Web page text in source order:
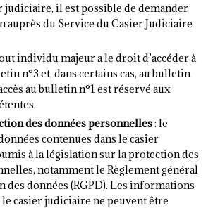
judiciaire, il est possible de demander
auprès du Service du Casier Judiciaire
individu majeur a le droit d’accéder à
n°3 et, dans certains cas, au bulletin
au bulletin n°1 est réservé aux
des données personnelles: le
contenues dans le casier
à la législation sur la protection des
notamment le Règlement général
des données (RGPD). Les informations
le casier judiciaire ne peuvent être